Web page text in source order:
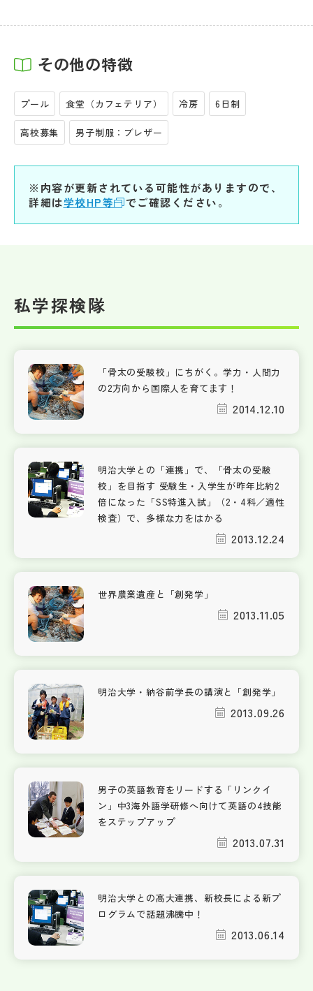
その他の特徴
プール 食堂（カフェテリア） 冷房 6日制
高校募集 男子制服：ブレザー
※内容が更新されている可能性がありますので、
詳細は学校HP等 でご確認ください。
私学探検隊
「骨太の受験校」にちがく。学力・人間力
の2方向から国際人を育てます！
2014.12.10
明治大学との「連携」で、「骨太の受験
校」を目指す 受験生・入学生が昨年比約2
倍になった「SS特進入試」（2・4科／適性
検査）で、多様な力をはかる
2013.12.24
世界農業遺産と「創発学」
2013.11.05
明治大学・納谷前学長の講演と「創発学」
2013.09.26
男子の英語教育をリードする「リンクイ
ン」中3海外語学研修へ向けて英語の4技能
をステップアップ
2013.07.31
明治大学との高大連携、新校長による新プ
ログラムで話題沸騰中！
2013.06.14